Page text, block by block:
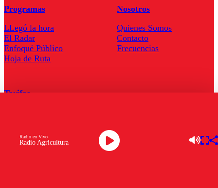
Radio Agricultura
Radio en Vivo
Programas
LLegó la hora
El Radar
Enfoqué Público
Hoja de Ruta
Nosotros
Quienes Somos
Contacto
Frecuencias
Tarifas